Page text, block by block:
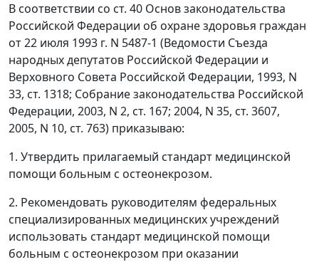
В соответствии со ст. 40 Основ законодательства
Российской Федерации об охране здоровья граждан
от 22 июля 1993 г. N 5487-1 (Ведомости Съезда
народных депутатов Российской Федерации и
Верховного Совета Российской Федерации, 1993, N
33, ст. 1318; Собрание законодательства Российской
Федерации, 2003, N 2, ст. 167; 2004, N 35, ст. 3607,
2005, N 10, ст. 763) приказываю:
1. Утвердить прилагаемый стандарт медицинской
помощи больным с остеонекрозом.
2. Рекомендовать руководителям федеральных
специализированных медицинских учреждений
использовать стандарт медицинской помощи
больным с остеонекрозом при оказании